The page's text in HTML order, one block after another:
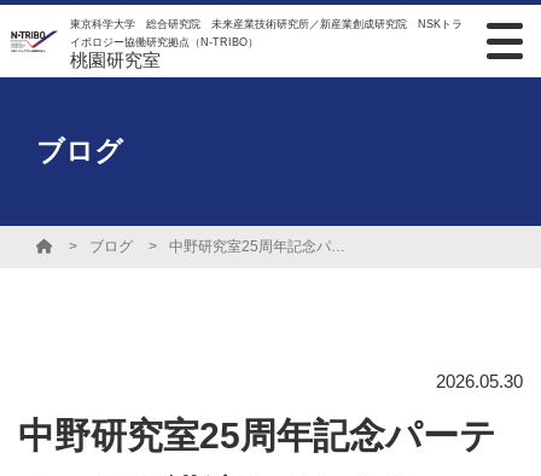
東京科学大学 総合研究院 未来産業技術研究所／新産業創成研究院 NSKトラ
イボロジー協働研究拠点（N-TRIBO）
桃園研究室
ブログ
ブログ 中野研究室25周年記念パーティーにて講演しました‼
2026.05.30
中野研究室25周年記念パーテ